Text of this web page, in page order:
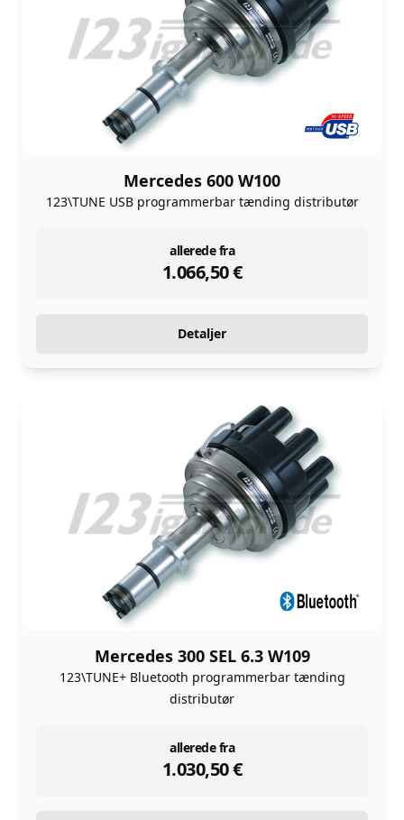
Mercedes 600 W100
123\TUNE USB programmerbar tænding distributør
allerede fra
1.066,50€
instock
Detaljer
Mercedes 300 SEL 6.3 W109
123\TUNE+ Bluetooth programmerbar tænding
distributør
allerede fra
1.030,50€
instock